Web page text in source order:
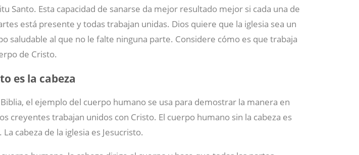
Santo. Esta capacidad de sanarse da mejor resultado mejor si cada una de
está presente y todas trabajan unidas. Dios quiere que la iglesia sea un
saludable al que no le falte ninguna parte. Considere cómo es que trabaja
de Cristo.
es la cabeza
Biblia, el ejemplo del cuerpo humano se usa para demostrar la manera en
creyentes trabajan unidos con Cristo. El cuerpo humano sin la cabeza es
La cabeza de la iglesia es Jesucristo.